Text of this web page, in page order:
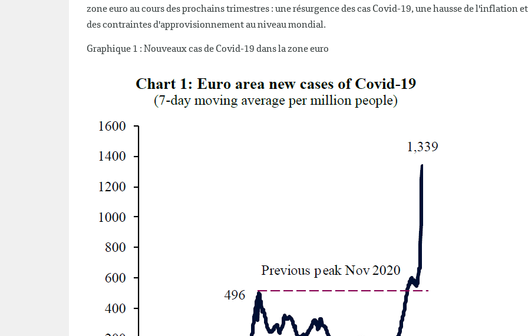
zone euro au cours des prochains trimestres : une résurgence des cas Covid-19, une hausse de l'inflation et
des contraintes d'approvisionnement au niveau mondial.
Graphique 1 : Nouveaux cas de Covid-19 dans la zone euro